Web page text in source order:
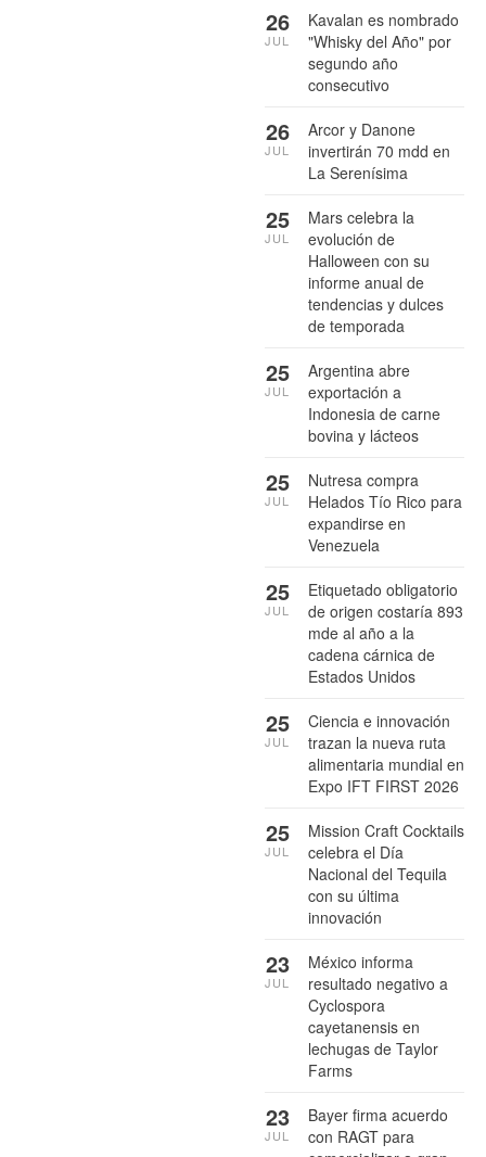
Kavalan es nombrado
"Whisky del Año" por
segundo año
consecutivo
26
JUL
Arcor y Danone
invertirán 70 mdd en
La Serenísima
26
JUL
Mars celebra la
evolución de
Halloween con su
informe anual de
tendencias y dulces
de temporada
25
JUL
Argentina abre
exportación a
Indonesia de carne
bovina y lácteos
25
JUL
Nutresa compra
Helados Tío Rico para
expandirse en
Venezuela
25
JUL
Etiquetado obligatorio
de origen costaría 893
mde al año a la
cadena cárnica de
Estados Unidos
25
JUL
Ciencia e innovación
trazan la nueva ruta
alimentaria mundial en
Expo IFT FIRST 2026
25
JUL
Mission Craft Cocktails
celebra el Día
Nacional del Tequila
con su última
innovación
25
JUL
México informa
resultado negativo a
Cyclospora
cayetanensis en
lechugas de Taylor
Farms
23
JUL
Bayer firma acuerdo
con RAGT para
23
JUL